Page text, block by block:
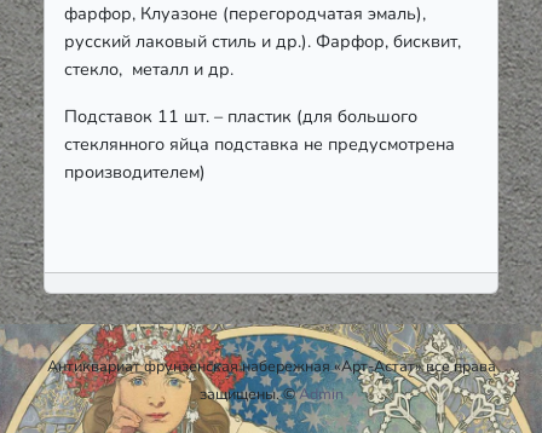
фарфор, Клуазоне (перегородчатая эмаль),
русский лаковый стиль и др.). Фарфор, бисквит,
стекло, металл и др.
Подставок 11 шт. – пластик (для большого
стеклянного яйца подставка не предусмотрена
производителем)
Антиквариат фрунзенская набережная «Арт-Астат» все права
защищены. ©Admin